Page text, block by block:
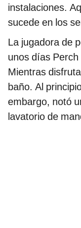
instalaciones.
sucede en los
La jugadora de
unos días
Mientras
baño. Al
embargo, notó
lavatorio de